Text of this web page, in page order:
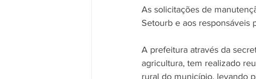
As solicitações de
Setourb e aos responsáveis
A prefeitura através da
agricultura, tem realizado
rural do município, levando